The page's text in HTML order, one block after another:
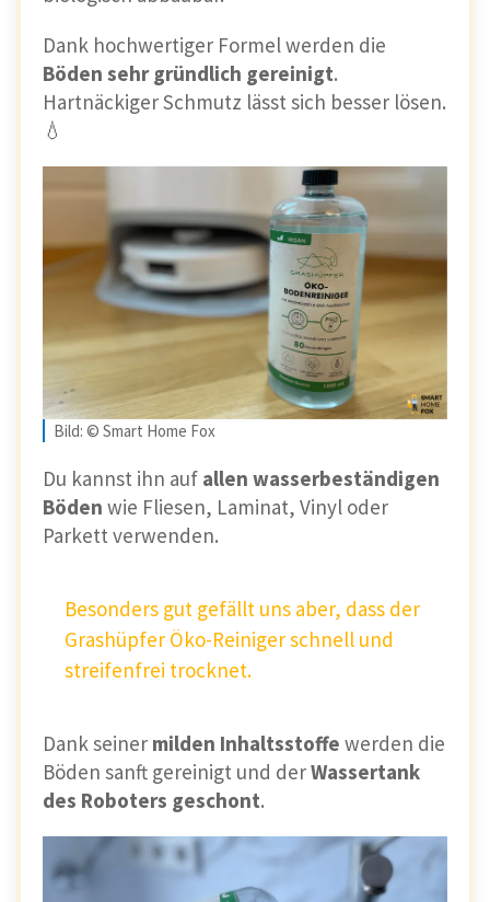
Dank hochwertiger Formel werden die
Böden sehr gründlich gereinigt.
Hartnäckiger Schmutz lässt sich besser lösen.
💧
Bild: © Smart Home Fox
Du kannst ihn auf allen wasserbeständigen
Böden wie Fliesen, Laminat, Vinyl oder
Parkett verwenden.
Besonders gut gefällt uns aber, dass der
Grashüpfer Öko-Reiniger schnell und
streifenfrei trocknet.
Dank seiner milden Inhaltsstoffe werden die
Böden sanft gereinigt und derWassertank
des Roboters geschont.